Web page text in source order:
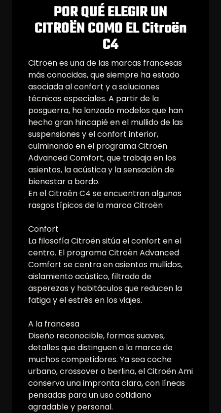
POR QUÉ ELEGIR UN
CITROËN COMO EL Citroën
C4
Citroën es una de las marcas francesas
más conocidas, que siempre ha estado
asociada al confort y a soluciones
técnicas especiales. A partir de la
posguerra, ha lanzado modelos que han
hecho gran hincapié en el mullido de las
suspensiones y el confort interior,
culminando en el programa Citroën
Advanced Comfort, que trabaja en los
asientos, la acústica y la sensación de
bienestar a bordo.
En el Citroën C4 se encuentran algunos
rasgos típicos de la marca Citroën
Confort
La filosofía Citroën sitúa el confort en el
centro. El programa Citroën Advanced
Comfort se centra en asientos mullidos,
aislamiento acústico, filtrado de
asperezas y habitáculos que reducen la
fatiga y el estrés en los viajes.
A la francesa
Diseño reconocible, formas suaves,
detalles que distinguen a la marca de
muchos competidores. Ya sea coche
urbano, crossover o berlina, el Citroën Ami
conserva una impronta clara, con líneas
pensadas para un uso cotidiano
agradable y personal.